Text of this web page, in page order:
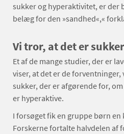
sukker og hyperaktivitet, er der
belæg for den »sandhed«,«
Vi tror, at det er
Et af de mange studier, der er
viser, at det er de
sukker, der er afgørende for,
er hyperaktive.
I forsøget fik en gruppe børn
Forskerne fortalte halvdelen af